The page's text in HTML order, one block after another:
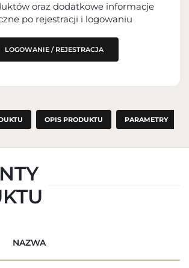
DO UE
oraz dodatkowe informacje
po rejestracji i logowaniu
LOGOWANIE / REJESTRACJA
OPIS PRODUKTU PARAMETRY
NAZWA